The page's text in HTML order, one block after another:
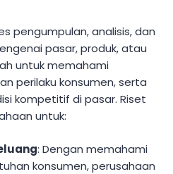
pengumpulan, analisis, dan
pasar, produk, atau
untuk memahami
perilaku konsumen, serta
kompetitif di pasar. Riset
untuk:
: Dengan memahami
konsumen, perusahaan